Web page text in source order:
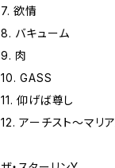
7. 欲情
8. バキューム
9. 肉
10. GASS
11. 仰げば尊し
12. アーチスト～マリア